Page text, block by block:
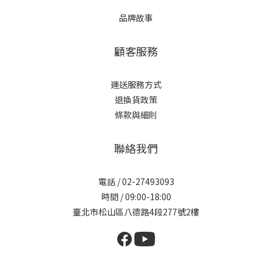
品牌故事
顧客服務
運送服務方式
退換貨政策
條款與細則
聯絡我們
電話 / 02-27493093
時間 / 09:00-18:00
臺北市松山區八德路4段277號2樓